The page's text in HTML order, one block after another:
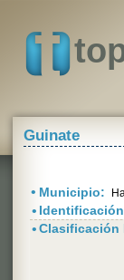
Guinate
• Municipio:
•
•Clasificación